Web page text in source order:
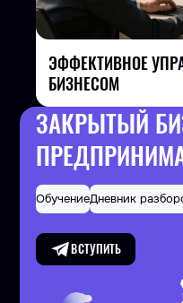
ЭФФЕКТИВНОЕ
БИЗНЕСОМ
ЗАКРЫТЫЙ
ОбучениеДневник
ВСТУПИТЬ